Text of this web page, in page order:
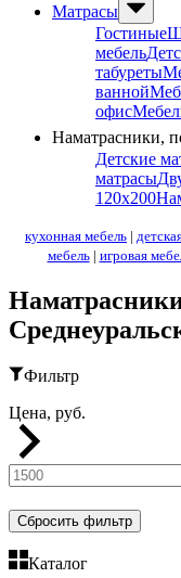
Матрасы
Гостиные
мебель
табуреты
ванной
офис
Наматрасники,
Детские
матрасы
120х200
кухонная мебель |
мебель| игровая
Фильтр
Цена, руб.
Сбросить фильтр
Каталог